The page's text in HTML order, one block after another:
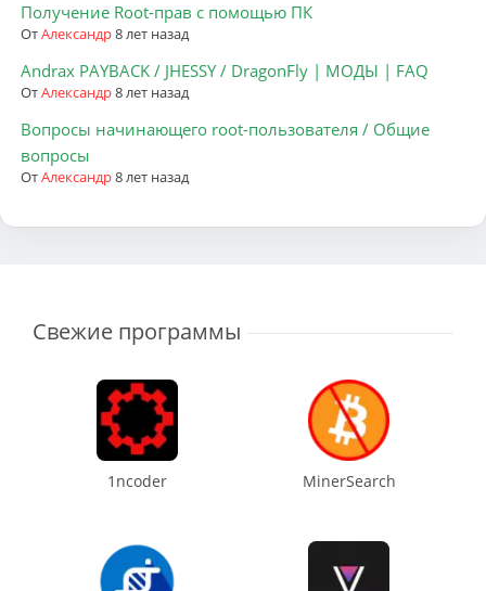
Получение Root-прав с помощью ПК
ОтАлександр8 лет назад
Andrax PAYBACK / JHESSY / DragonFly | МОДЫ | FAQ
ОтАлександр8 лет назад
Вопросы начинающего root-пользователя / Общие
вопросы
ОтАлександр8 лет назад
Свежие программы
1ncoder MinerSearch